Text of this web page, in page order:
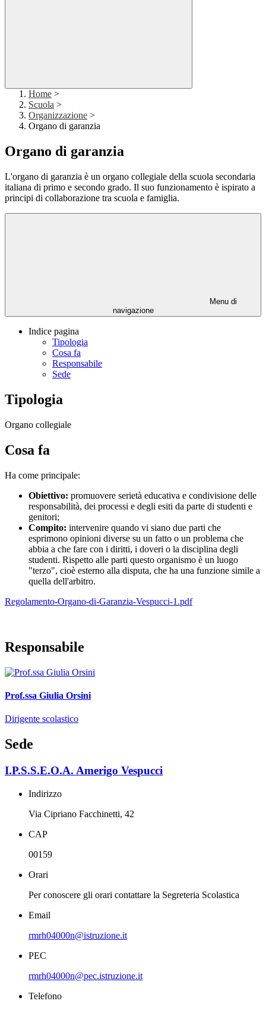
Home >
Scuola >
Organizzazione >
Organo di garanzia
Organo di garanzia
L'organo di garanzia è un organo collegiale della scuola secondaria
italiana di primo e secondo grado. Il suo funzionamento è ispirato a
principi di collaborazione tra scuola e famiglia.
Menu di
navigazione
Indice pagina
Tipologia
Cosa fa
Responsabile
Sede
Tipologia
Organo collegiale
Cosa fa
Ha come principale:
Obiettivo: promuovere serietà educativa e condivisione delle
responsabilità, dei processi e degli esiti da parte di studenti e
genitori;
Compito: intervenire quando vi siano due parti che
esprimono opinioni diverse su un fatto o un problema che
abbia a che fare con i diritti, i doveri o la disciplina degli
studenti. Rispetto alle parti questo organismo è un luogo
"terzo", cioè esterno alla disputa, che ha una funzione simile a
quella dell'arbitro.
Regolamento-Organo-di-Garanzia-Vespucci-1.pdf
Responsabile
Prof.ssa Giulia Orsini
Dirigente scolastico
Sede
I.P.S.S.E.O.A. Amerigo Vespucci
Indirizzo
Via Cipriano Facchinetti, 42
CAP
00159
Orari
Per conoscere gli orari contattare la Segreteria Scolastica
Email
rmrh04000n@istruzione.it
PEC
rmrh04000n@pec.istruzione.it
Telefono